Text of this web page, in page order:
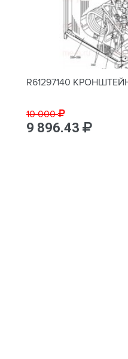
R61297140
10 000
9 896.43